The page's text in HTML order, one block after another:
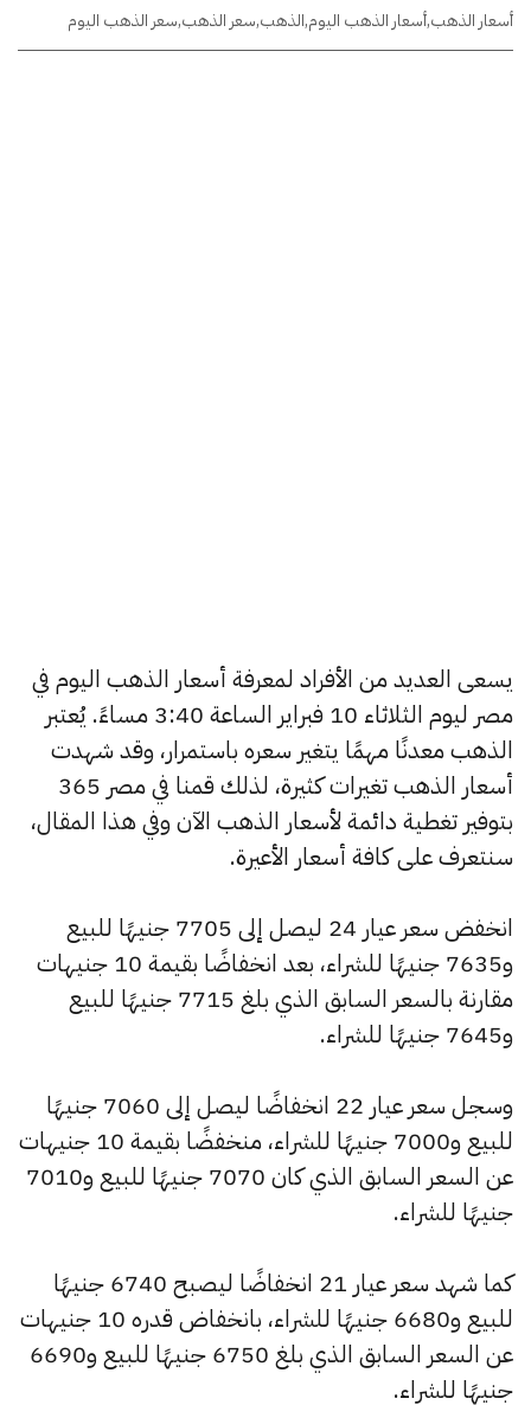
أسعار الذهب,أسعار الذهب اليوم,الذهب,سعر الذهب,سعر الذهب اليوم
يسعى العديد من الأفراد لمعرفة أسعار الذهب اليوم في
مصر ليوم الثلاثاء 10 فبراير الساعة 3:40 مساءً. يُعتبر
الذهب معدنًا مهمًا يتغير سعره باستمرار، وقد شهدت
أسعار الذهب تغيرات كثيرة، لذلك قمنا في مصر 365
بتوفير تغطية دائمة لأسعار الذهب الآن وفي هذا المقال،
سنتعرف على كافة أسعار الأعيرة.
انخفض سعر عيار 24 ليصل إلى 7705 جنيهًا للبيع
و7635 جنيهًا للشراء، بعد انخفاضًا بقيمة 10 جنيهات
مقارنة بالسعر السابق الذي بلغ 7715 جنيهًا للبيع
و7645 جنيهًا للشراء.
وسجل سعر عيار 22 انخفاضًا ليصل إلى 7060 جنيهًا
للبيع و7000 جنيهًا للشراء، منخفضًا بقيمة 10 جنيهات
عن السعر السابق الذي كان 7070 جنيهًا للبيع و7010
جنيهًا للشراء.
كما شهد سعر عيار 21 انخفاضًا ليصبح 6740 جنيهًا
للبيع و6680 جنيهًا للشراء، بانخفاض قدره 10 جنيهات
عن السعر السابق الذي بلغ 6750 جنيهًا للبيع و6690
جنيهًا للشراء.